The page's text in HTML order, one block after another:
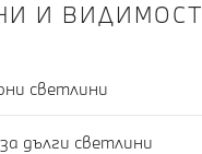
И ВИДИМОСТ
светлини
дълги светлини